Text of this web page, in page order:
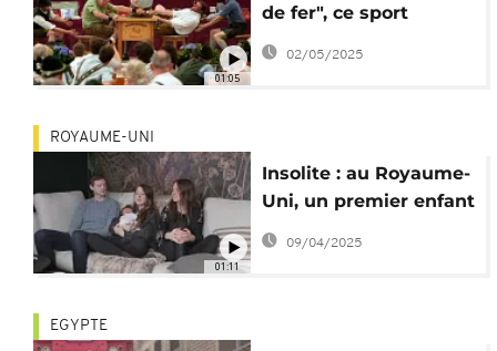
01:05
de fer", ce sport
insolite de Bavière
02/05/2025
01:11
ROYAUME-UNI
Insolite : au Royaume-
Uni, un premier enfant
né d'une greffe
d'utérus
09/04/2025
EGYPTE